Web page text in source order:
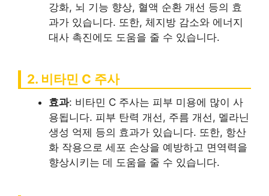
강화, 뇌 기능 향상, 혈액 순환 개선 등의 효
과가 있습니다. 또한, 체지방 감소와 에너지
대사 촉진에도 도움을 줄 수 있습니다.
2. 비타민 C 주사
효과: 비타민 C 주사는 피부 미용에 많이 사
용됩니다. 피부 탄력 개선, 주름 개선, 멜라닌
생성 억제 등의 효과가 있습니다. 또한, 항산
화 작용으로 세포 손상을 예방하고 면역력을
향상시키는 데 도움을 줄 수 있습니다.